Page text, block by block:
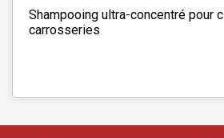
Shampooing ultra-concentré pour
carrosseries